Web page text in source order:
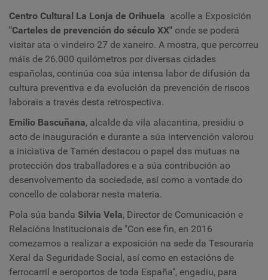
Centro Cultural La Lonja de Orihuela acolle a Exposición
"Carteles de prevención do século XX" onde se poderá
visitar ata o vindeiro 27 de xaneiro. A mostra, que percorreu
máis de 26.000 quilómetros por diversas cidades
españolas, continúa coa súa intensa labor de difusión da
cultura preventiva e da evolución da prevención de riscos
laborais a través desta retrospectiva.
Emilio Bascuñana, alcalde da vila alacantina, presidiu o
acto de inauguración e durante a súa intervención valorou
a iniciativa de Tamén destacou o papel das mutuas na
protección dos traballadores e a súa contribución ao
desenvolvemento da sociedade, así como a vontade do
concello de colaborar nesta materia.
Pola súa banda Silvia Vela, Director de Comunicación e
Relacións Institucionais de "Con ese fin, en 2016
comezamos a realizar a exposición na sede da Tesouraría
Xeral da Seguridade Social, así como en estacións de
ferrocarril e aeroportos de toda España", engadiu, para